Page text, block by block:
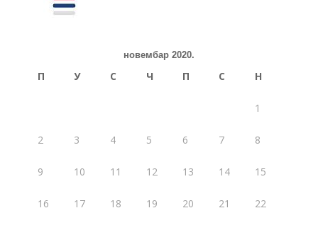
новембар 2020.
П У С Ч П С Н
1
2 3 4 5 6 7 8
9 10 11 12 13 14 15
16 17 18 19 20 21 22